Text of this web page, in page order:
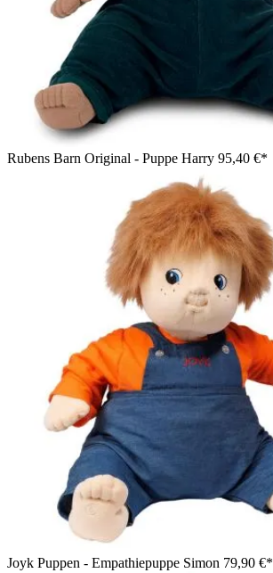
Rubens Barn Original - Puppe Harry 95,40 €*
Joyk Puppen - Empathiepuppe Simon 79,90 €*